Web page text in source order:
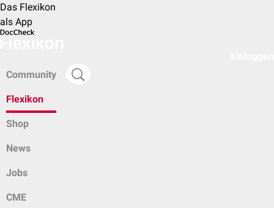
Das Flexikon
als App
Community
Flexikon
Shop
News
Jobs
CME